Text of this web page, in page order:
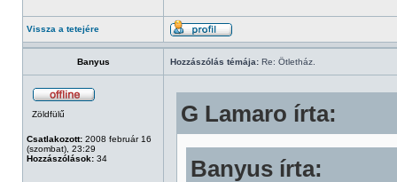
Vissza a tetejére
Banyus Hozzászólás témája: Re: Ötletház.
Zöldfülű
Csatlakozott: 2008 február 16
(szombat), 23:29
Hozzászólások: 34
G Lamaro írta:
Banyus írta: